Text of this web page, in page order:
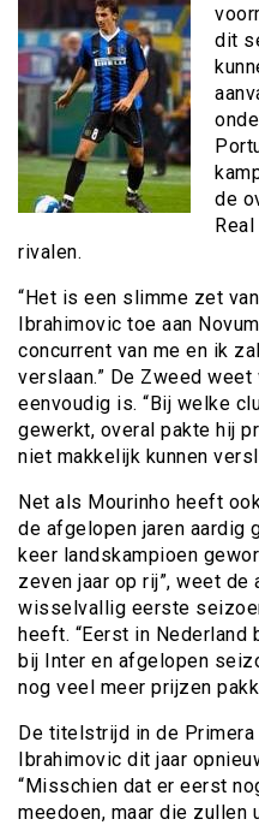
dit
de
rivalen.
“Het is een slimme zet
Ibrahimovic toe aan
concurrent van me en ik
verslaan.” De Zweed
eenvoudig is. “Bij welke
gewerkt, overal pakte hij
niet makkelijk kunnen
Net als Mourinho heeft
de afgelopen jaren aardig
keer landskampioen
zeven jaar op rij”, weet de
wisselvallig eerste
heeft. “Eerst in
bij Inter en afgelopen
nog veel meer prijzen
De titelstrijd in de
Ibrahimovic dit jaar
“Misschien dat er eerst
meedoen, maar die zullen